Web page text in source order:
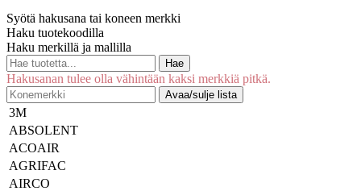
Syötä hakusana tai koneen merkki
Haku tuotekoodilla
Haku merkillä ja mallilla
Hae
Hakusanan tulee olla vähintään kaksi merkkiä pitkä.
Avaa/sulje lista
3M
ABSOLENT
ACOAIR
AGRIFAC
AIRCO